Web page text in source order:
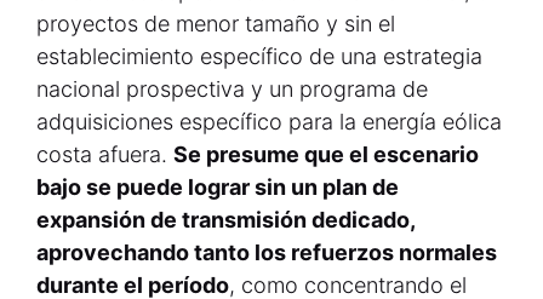
proyectos de menor tamaño y sin el
establecimiento específico de una estrategia
nacional prospectiva y un programa de
adquisiciones específico para la energía eólica
costa afuera. Se presume que el escenario
bajo se puede lograr sin un plan de
expansión de transmisión dedicado,
aprovechando tanto los refuerzos normales
durante el período, como concentrando el